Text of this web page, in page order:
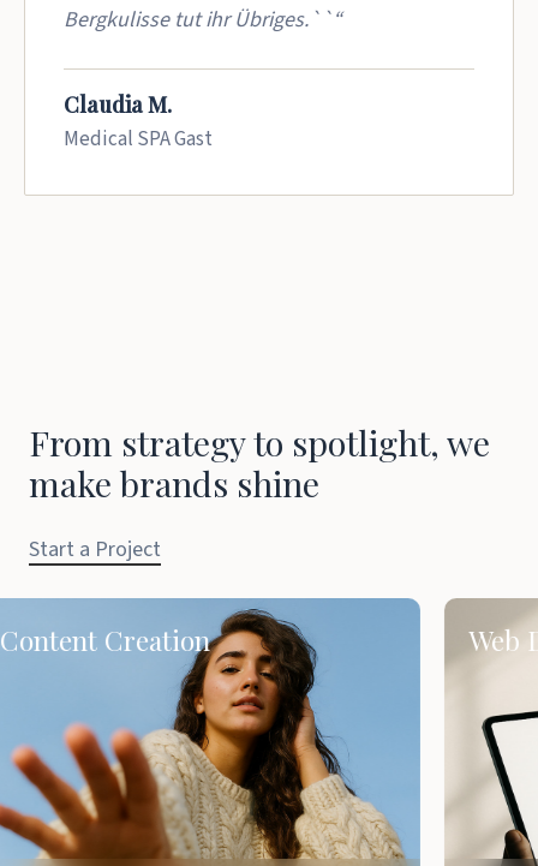
Bergkulisse tut ihr Übriges.``“
Claudia M.
Medical SPA Gast
From strategy to spotlight, we
make brands shine
Start a Project
Creation Web